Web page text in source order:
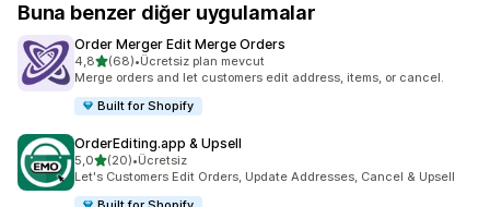
Buna benzer diğer uygulamalar
Order Merger Edit Merge Orders
4,85 yıldız üzerinden
(68)
toplam 68 değerlendirme
•Ücretsiz plan mevcut
Merge orders and let customers edit address, items, or cancel.
Built for Shopify
OrderEditing.app & Upsell
5,05 yıldız üzerinden
(20)
toplam 20 değerlendirme
•Ücretsiz
Let's Customers Edit Orders, Update Addresses, Cancel & Upsell